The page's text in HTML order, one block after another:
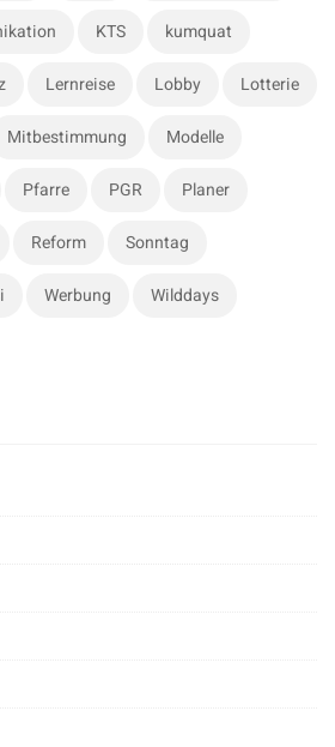
KTS kumquat
Lernreise Lobby Lotterie
Mitbestimmung Modelle
Pfarre PGR Planer
Reform Sonntag
Werbung Wilddays